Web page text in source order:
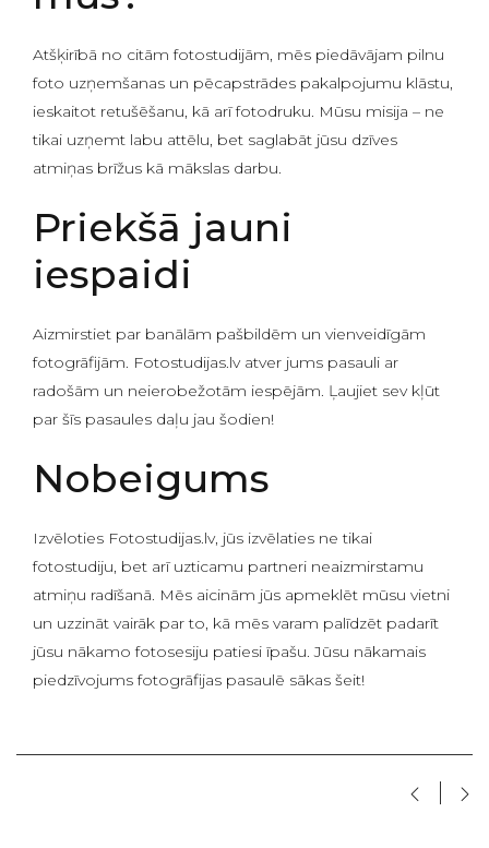
Atšķirībā no citām fotostudijām, mēs piedāvājam pilnu
foto uzņemšanas un pēcapstrādes pakalpojumu klāstu,
ieskaitot retušēšanu, kā arī fotodruku. Mūsu misija – ne
tikai uzņemt labu attēlu, bet saglabāt jūsu dzīves
atmiņas brīžus kā mākslas darbu.
Priekšā jauni
iespaidi
Aizmirstiet par banālām pašbildēm un vienveidīgām
fotogrāfijām. Fotostudijas.lv atver jums pasauli ar
radošām un neierobežotām iespējām. Ļaujiet sev kļūt
par šīs pasaules daļu jau šodien!
Nobeigums
Izvēloties Fotostudijas.lv, jūs izvēlaties ne tikai
fotostudiju, bet arī uzticamu partneri neaizmirstamu
atmiņu radīšanā. Mēs aicinām jūs apmeklēt mūsu vietni
un uzzināt vairāk par to, kā mēs varam palīdzēt padarīt
jūsu nākamo fotosesiju patiesi īpašu. Jūsu nākamais
piedzīvojums fotogrāfijas pasaulē sākas šeit!